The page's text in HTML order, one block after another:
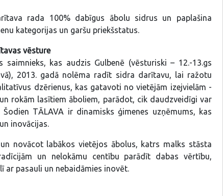
rada 100% dabīgus ābolu sidrus un paplašina
kategorijas un garšu priekšstatus.
vēsture
saimnieks, kas audzis Gulbenē (vēsturiski – 12.-13.gs
2013. gadā nolēma radīt sidra darītavu, lai ražotu
dzērienus, kas gatavoti no vietējām izejvielām -
rokām lasītiem āboliem, parādot, cik daudzveidīgi var
TĀLAVA ir dinamisks ģimenes uzņēmums, kas
inovācijas.
novācot labākos vietējos ābolus, katrs malks stāsta
un nelokāmu centību parādīt dabas vērtību,
ar pasauli un nebaidāmies inovēt.